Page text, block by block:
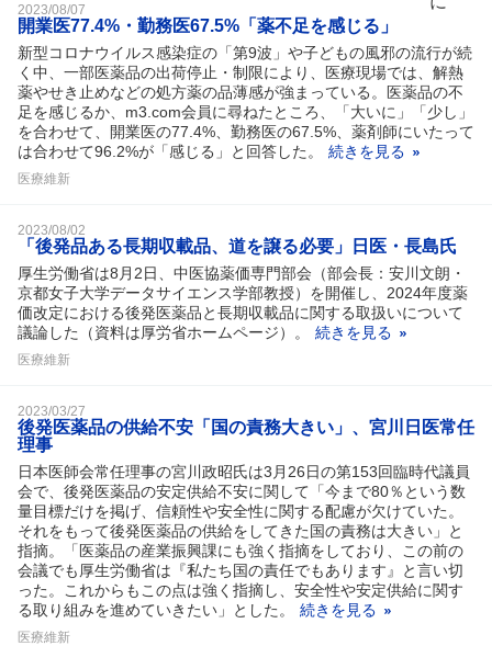
2023/08/07
開業医77.4%・勤務医67.5%「薬不足を感じる」
新型コロナウイルス感染症の「第9波」や子どもの風邪の流行が続
く中、一部医薬品の出荷停止・制限により、医療現場では、解熱
薬やせき止めなどの処方薬の品薄感が強まっている。医薬品の不
足を感じるか、m3.com会員に尋ねたところ、「大いに」「少し」
を合わせて、開業医の77.4%、勤務医の67.5%、薬剤師にいたって
は合わせて96.2%が「感じる」と回答した。
続きを見る
医療維新
2023/08/02
「後発品ある長期収載品、道を譲る必要」日医・長島氏
厚生労働省は8月2日、中医協薬価専門部会（部会長：安川文朗・
京都女子大学データサイエンス学部教授）を開催し、2024年度薬
価改定における後発医薬品と長期収載品に関する取扱いについて
議論した（資料は厚労省ホームページ）。
続きを見る
医療維新
2023/03/27
後発医薬品の供給不安「国の責務大きい」、宮川日医常任
理事
日本医師会常任理事の宮川政昭氏は3月26日の第153回臨時代議員
会で、後発医薬品の安定供給不安に関して「今まで80％という数
量目標だけを掲げ、信頼性や安全性に関する配慮が欠けていた。
それをもって後発医薬品の供給をしてきた国の責務は大きい」と
指摘。「医薬品の産業振興課にも強く指摘をしており、この前の
会議でも厚生労働省は『私たち国の責任でもあります』と言い切
った。これからもこの点は強く指摘し、安全性や安定供給に関す
る取り組みを進めていきたい」とした。
続きを見る
医療維新